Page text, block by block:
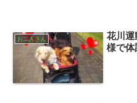
お二人さん
花川運
様で体